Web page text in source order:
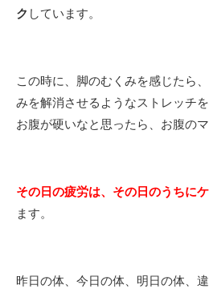
ク しています。
この時に、脚のむくみを感じたら
みを解消させるようなストレッチを
お腹が硬いなと思ったら、お腹の
その日の疲労は、その日のうちに
ます。
昨日の体、今日の体、明日の体、